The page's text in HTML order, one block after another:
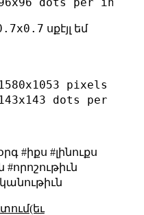
սքէյլ եմ
pixels
#իքս #լինուքս